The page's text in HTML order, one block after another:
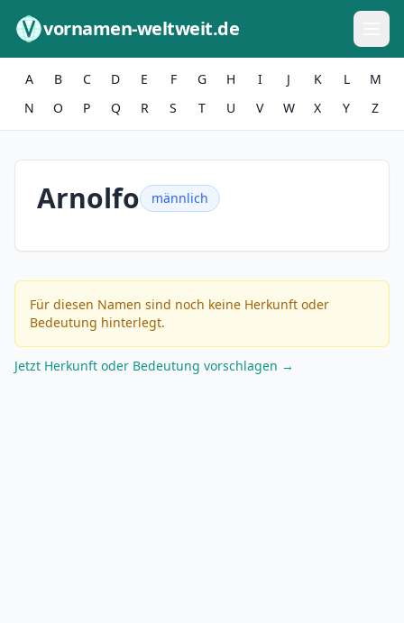
vornamen-weltweit.de
A B C D E F G H I J K L
M
N
O P Q R S T U V W X Y Z
Arnolfo männlich
Für diesen Namen sind noch keine Herkunft oder
Bedeutung hinterlegt.
Jetzt Herkunft oder Bedeutung vorschlagen →